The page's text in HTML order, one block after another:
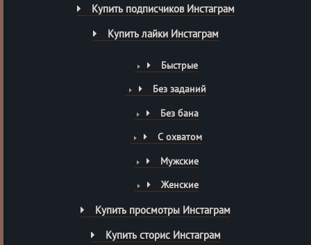
Купить подписчиков Инстаграм
Купить лайки Инстаграм
Быстрые
Без заданий
Без бана
С охватом
Мужские
Женские
Купить просмотры Инстаграм
Купить сторис Инстаграм